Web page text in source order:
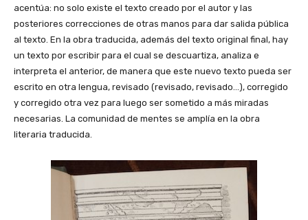
acentúa: no solo existe el texto creado por el autor y las
posteriores correcciones de otras manos para dar salida pública
al texto. En la obra traducida, además del texto original final, hay
un texto por escribir para el cual se descuartiza, analiza e
interpreta el anterior, de manera que este nuevo texto pueda ser
escrito en otra lengua, revisado (revisado, revisado…), corregido
y corregido otra vez para luego ser sometido a más miradas
necesarias. La comunidad de mentes se amplía en la obra
literaria traducida.